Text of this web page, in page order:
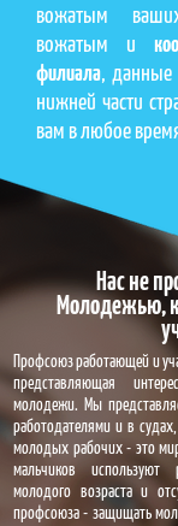
вожатым
вожатым и
филиала, данные
нижней части
вам в любое
Нас не
Молодежью,
Профсоюз работающей и
представляющая
молодежи. Мы
работодателями и в
молодых рабочих - это
мальчиков используют
молодого возраста и
профсоюза - защищать